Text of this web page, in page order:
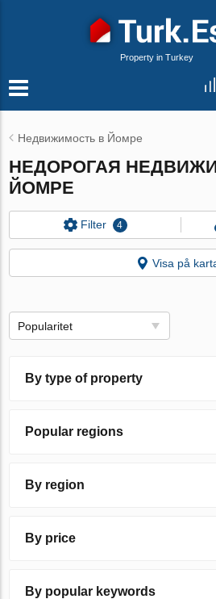
Property in Turkey
Недвижимость в Йомре
НЕДОРОГАЯ
ЙОМРЕ
Filter 4
Visa på
Popularitet
By type of property
Popular regions
By region
By price
By popular keywords